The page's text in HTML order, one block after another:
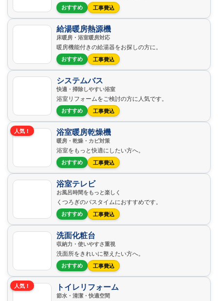
おすすめ 工事費込
給湯暖房熱源機
床暖房・浴室暖房対応
暖房機能付きの給湯器をお探しの方に。
おすすめ 工事費込
システムバス
快適・掃除しやすい浴室
浴室リフォームをご検討の方に人気です。
おすすめ 工事費込
人気！ 浴室暖房乾燥機
暖房・乾燥・カビ対策
浴室をもっと快適にしたい方へ。
おすすめ 工事費込
浴室テレビ
お風呂時間をもっと楽しく
くつろぎのバスタイムにおすすめです。
おすすめ 工事費込
洗面化粧台
収納力・使いやすさ重視
洗面所をきれいに整えたい方へ。
おすすめ 工事費込
人気！ トイレリフォーム
節水・清潔・快適空間